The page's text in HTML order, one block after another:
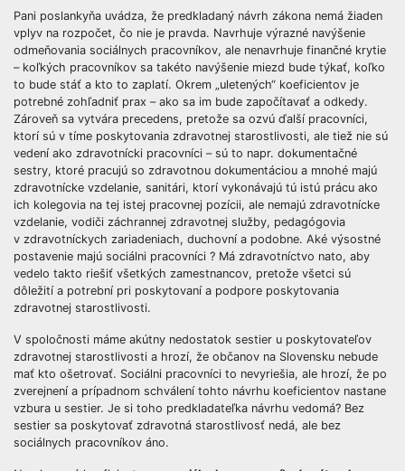
Pani poslankyňa uvádza, že predkladaný návrh zákona nemá žiaden
vplyv na rozpočet, čo nie je pravda. Navrhuje výrazné navýšenie
odmeňovania sociálnych pracovníkov, ale nenavrhuje finančné krytie
– koľkých pracovníkov sa takéto navýšenie miezd bude týkať, koľko
to bude stáť a kto to zaplatí. Okrem „uletených“ koeficientov je
potrebné zohľadniť prax – ako sa im bude započítavať a odkedy.
Zároveň sa vytvára precedens, pretože sa ozvú ďalší pracovníci,
ktorí sú v tíme poskytovania zdravotnej starostlivosti, ale tiež nie sú
vedení ako zdravotnícki pracovníci – sú to napr. dokumentačné
sestry, ktoré pracujú so zdravotnou dokumentáciou a mnohé majú
zdravotnícke vzdelanie, sanitári, ktorí vykonávajú tú istú prácu ako
ich kolegovia na tej istej pracovnej pozícii, ale nemajú zdravotnícke
vzdelanie, vodiči záchrannej zdravotnej služby, pedagógovia
v zdravotníckych zariadeniach, duchovní a podobne. Aké výsostné
postavenie majú sociálni pracovníci ? Má zdravotníctvo nato, aby
vedelo takto riešiť všetkých zamestnancov, pretože všetci sú
dôležití a potrební pri poskytovaní a podpore poskytovania
zdravotnej starostlivosti.
V spoločnosti máme akútny nedostatok sestier u poskytovateľov
zdravotnej starostlivosti a hrozí, že občanov na Slovensku nebude
mať kto ošetrovať. Sociálni pracovníci to nevyriešia, ale hrozí, že po
zverejnení a prípadnom schválení tohto návrhu koeficientov nastane
vzbura u sestier. Je si toho predkladateľka návrhu vedomá? Bez
sestier sa poskytovať zdravotná starostlivosť nedá, ale bez
sociálnych pracovníkov áno.